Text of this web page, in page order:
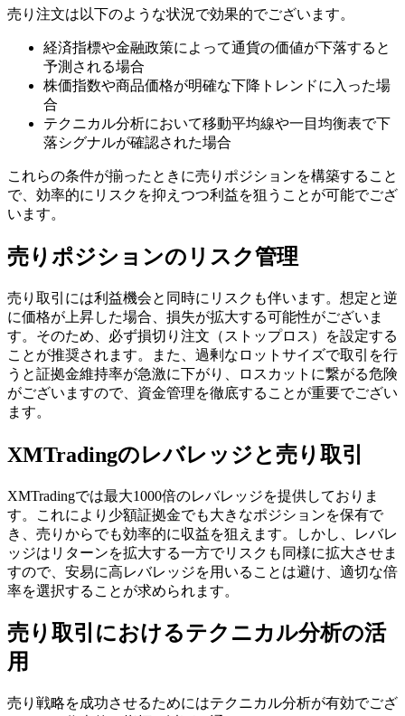
売り注文は以下のような状況で効果的でございます。
経済指標や金融政策によって通貨の価値が下落すると
予測される場合
株価指数や商品価格が明確な下降トレンドに入った場
合
テクニカル分析において移動平均線や一目均衡表で下
落シグナルが確認された場合
これらの条件が揃ったときに売りポジションを構築すること
で、効率的にリスクを抑えつつ利益を狙うことが可能でござ
います。
売りポジションのリスク管理
売り取引には利益機会と同時にリスクも伴います。想定と逆
に価格が上昇した場合、損失が拡大する可能性がございま
す。そのため、必ず損切り注文（ストップロス）を設定する
ことが推奨されます。また、過剰なロットサイズで取引を行
うと証拠金維持率が急激に下がり、ロスカットに繋がる危険
がございますので、資金管理を徹底することが重要でござい
ます。
XMTradingのレバレッジと売り取引
XMTradingでは最大1000倍のレバレッジを提供しておりま
す。これにより少額証拠金でも大きなポジションを保有で
き、売りからでも効率的に収益を狙えます。しかし、レバレ
ッジはリターンを拡大する一方でリスクも同様に拡大させま
すので、安易に高レバレッジを用いることは避け、適切な倍
率を選択することが求められます。
売り取引におけるテクニカル分析の活
用
売り戦略を成功させるためにはテクニカル分析が有効でござ